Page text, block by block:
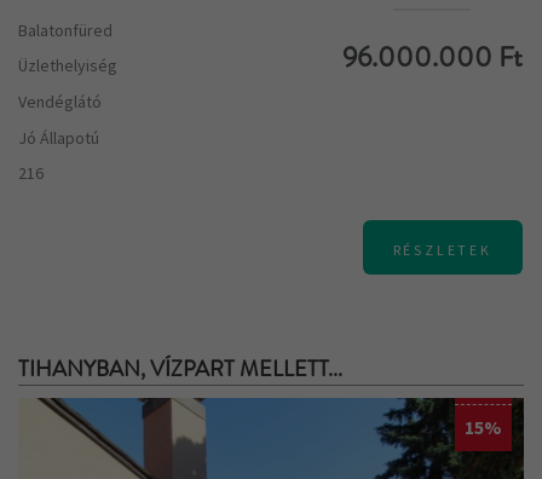
Balatonfüred
Üzlethelyiség
Vendéglátó
Jó Állapotú
216
96.000.000 Ft
RÉSZLETEK
TIHANYBAN, VÍZPART MELLETT...
15%